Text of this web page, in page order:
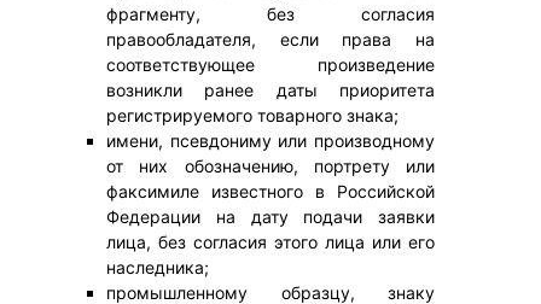
фрагменту, без согласия
правообладателя, если права на
соответствующее произведение
возникли ранее даты приоритета
регистрируемого товарного знака;
имени, псевдониму или производному
от них обозначению, портрету или
факсимиле известного в Российской
Федерации на дату подачи заявки
лица, без согласия этого лица или его
наследника;
промышленному образцу, знаку